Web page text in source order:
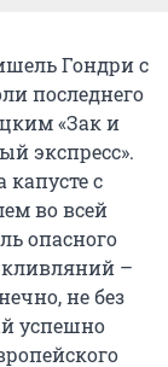
Гондри с
последнего
«Зак и
экспресс».
капусте с
во всей
опасного
–
не без
успешно